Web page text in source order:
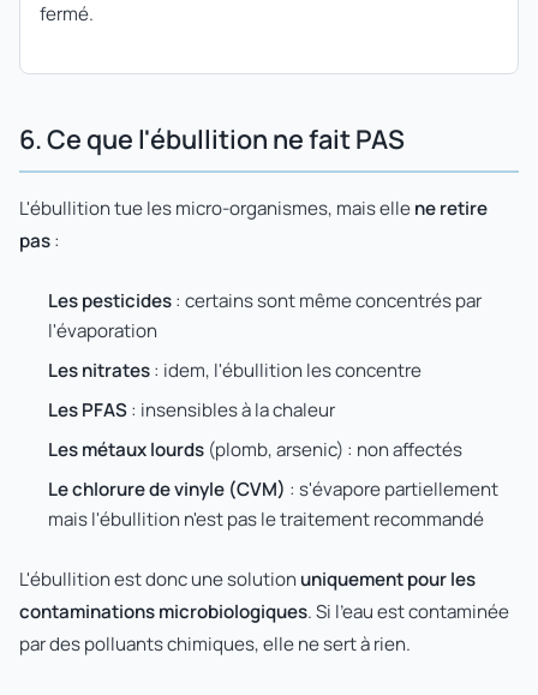
fermé.
6. Ce que l'ébullition ne fait PAS
L'ébullition tue les micro-organismes, mais ellene retire
pas:
Les pesticides: certains sont même concentrés par
l'évaporation
Les nitrates: idem, l'ébullition les concentre
Les PFAS: insensibles à la chaleur
Les métaux lourds (plomb, arsenic) : non affectés
Le chlorure de vinyle (CVM) : s'évapore partiellement
mais l'ébullition n'est pas le traitement recommandé
L'ébullition est donc une solutionuniquement pour les
contaminations microbiologiques. Si l'eau est contaminée
par des polluants chimiques, elle ne sert à rien.